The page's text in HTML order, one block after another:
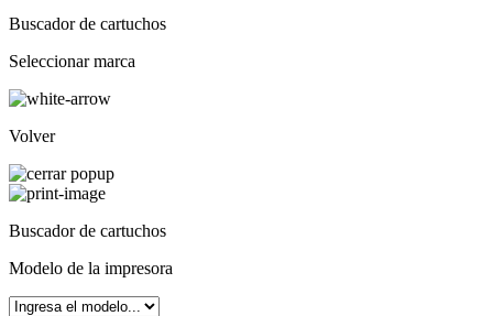
Buscador de cartuchos
Seleccionar marca
Volver
Buscador de cartuchos
Modelo de la impresora